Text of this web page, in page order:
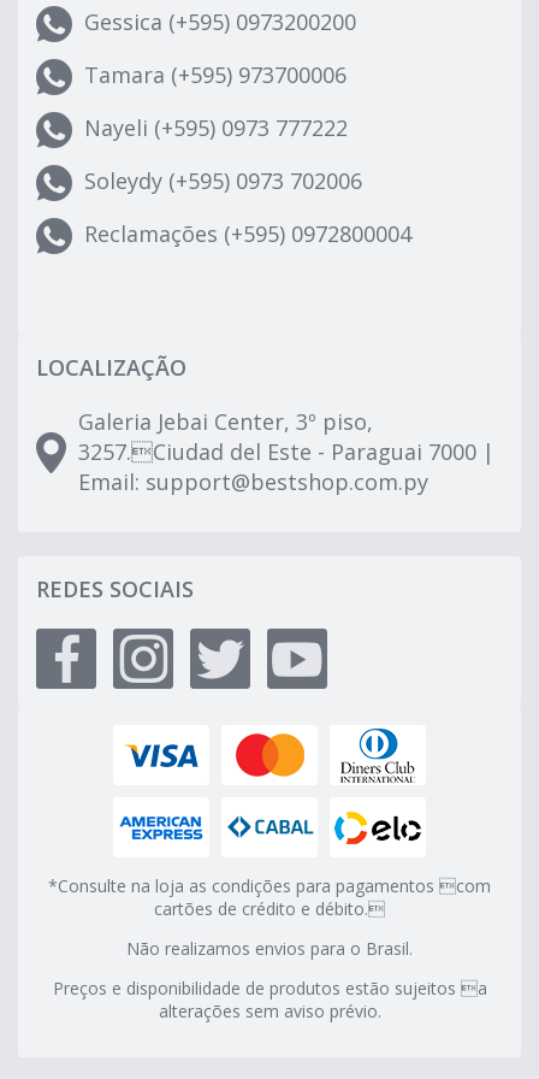
Gessica (+595) 0973200200
Tamara (+595) 973700006
Nayeli (+595) 0973 777222
Soleydy (+595) 0973 702006
Reclamações (+595) 0972800004
LOCALIZAÇÃO
Galeria Jebai Center, 3º piso,
3257.Ciudad del Este - Paraguai 7000 |
Email: support@bestshop.com.py
REDES SOCIAIS
*Consulte na loja as condições para pagamentos com
cartões de crédito e débito.
Não realizamos envios para o Brasil.
Preços e disponibilidade de produtos estão sujeitos a
alterações sem aviso prévio.